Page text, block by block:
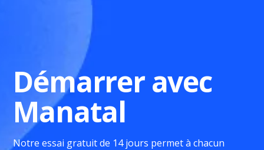
Démarrer avec
Manatal
Notre essai gratuit de 14 jours permet à chacun